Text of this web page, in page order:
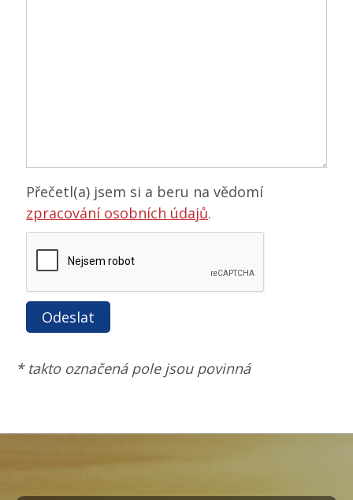
Přečetl(a) jsem si a beru na vědomí
zpracování osobních údajů.
Odeslat
* takto označená pole jsou povinná